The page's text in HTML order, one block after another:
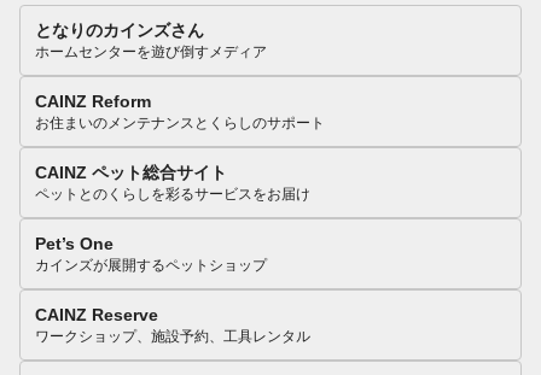
となりのカインズさん
ホームセンターを遊び倒すメディア
CAINZ Reform
お住まいのメンテナンスとくらしのサポート
CAINZ ペット総合サイト
ペットとのくらしを彩るサービスをお届け
Pet’s One
カインズが展開するペットショップ
CAINZ Reserve
ワークショップ、施設予約、工具レンタル